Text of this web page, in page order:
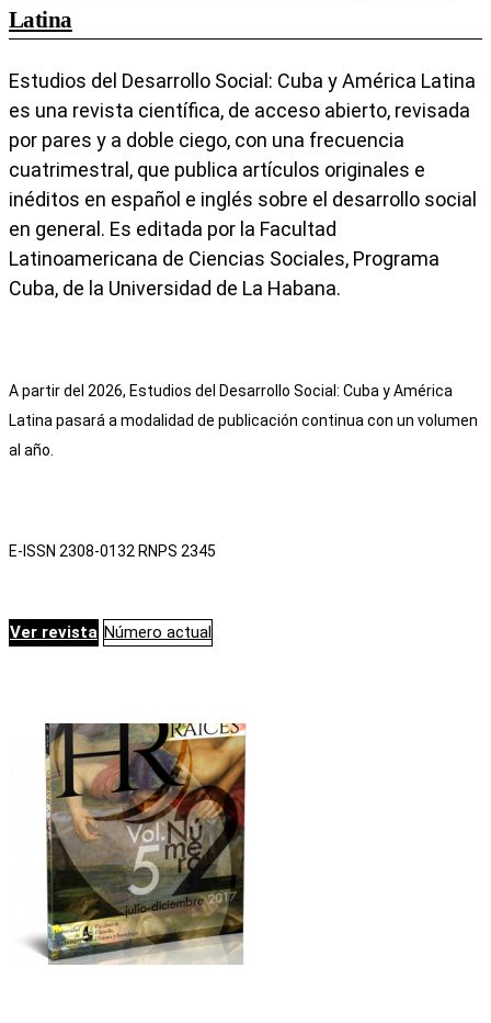
Latina
Estudios del Desarrollo Social: Cuba y América Latina
es una revista científica, de acceso abierto, revisada
por pares y a doble ciego, con una frecuencia
cuatrimestral, que publica artículos originales e
inéditos en español e inglés sobre el desarrollo social
en general. Es editada por la Facultad
Latinoamericana de Ciencias Sociales, Programa
Cuba, de la Universidad de La Habana.
A partir del 2026, Estudios del Desarrollo Social: Cuba y América
Latina pasará a modalidad de publicación continua con un volumen
al año.
E-ISSN 2308-0132 RNPS 2345
Ver revista Número actual